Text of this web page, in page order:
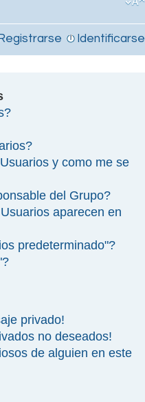
Registrarse Identificarse
y como me se
del Grupo?
aparecen en
predeterminado"?
privado!
no deseados!
de alguien en este